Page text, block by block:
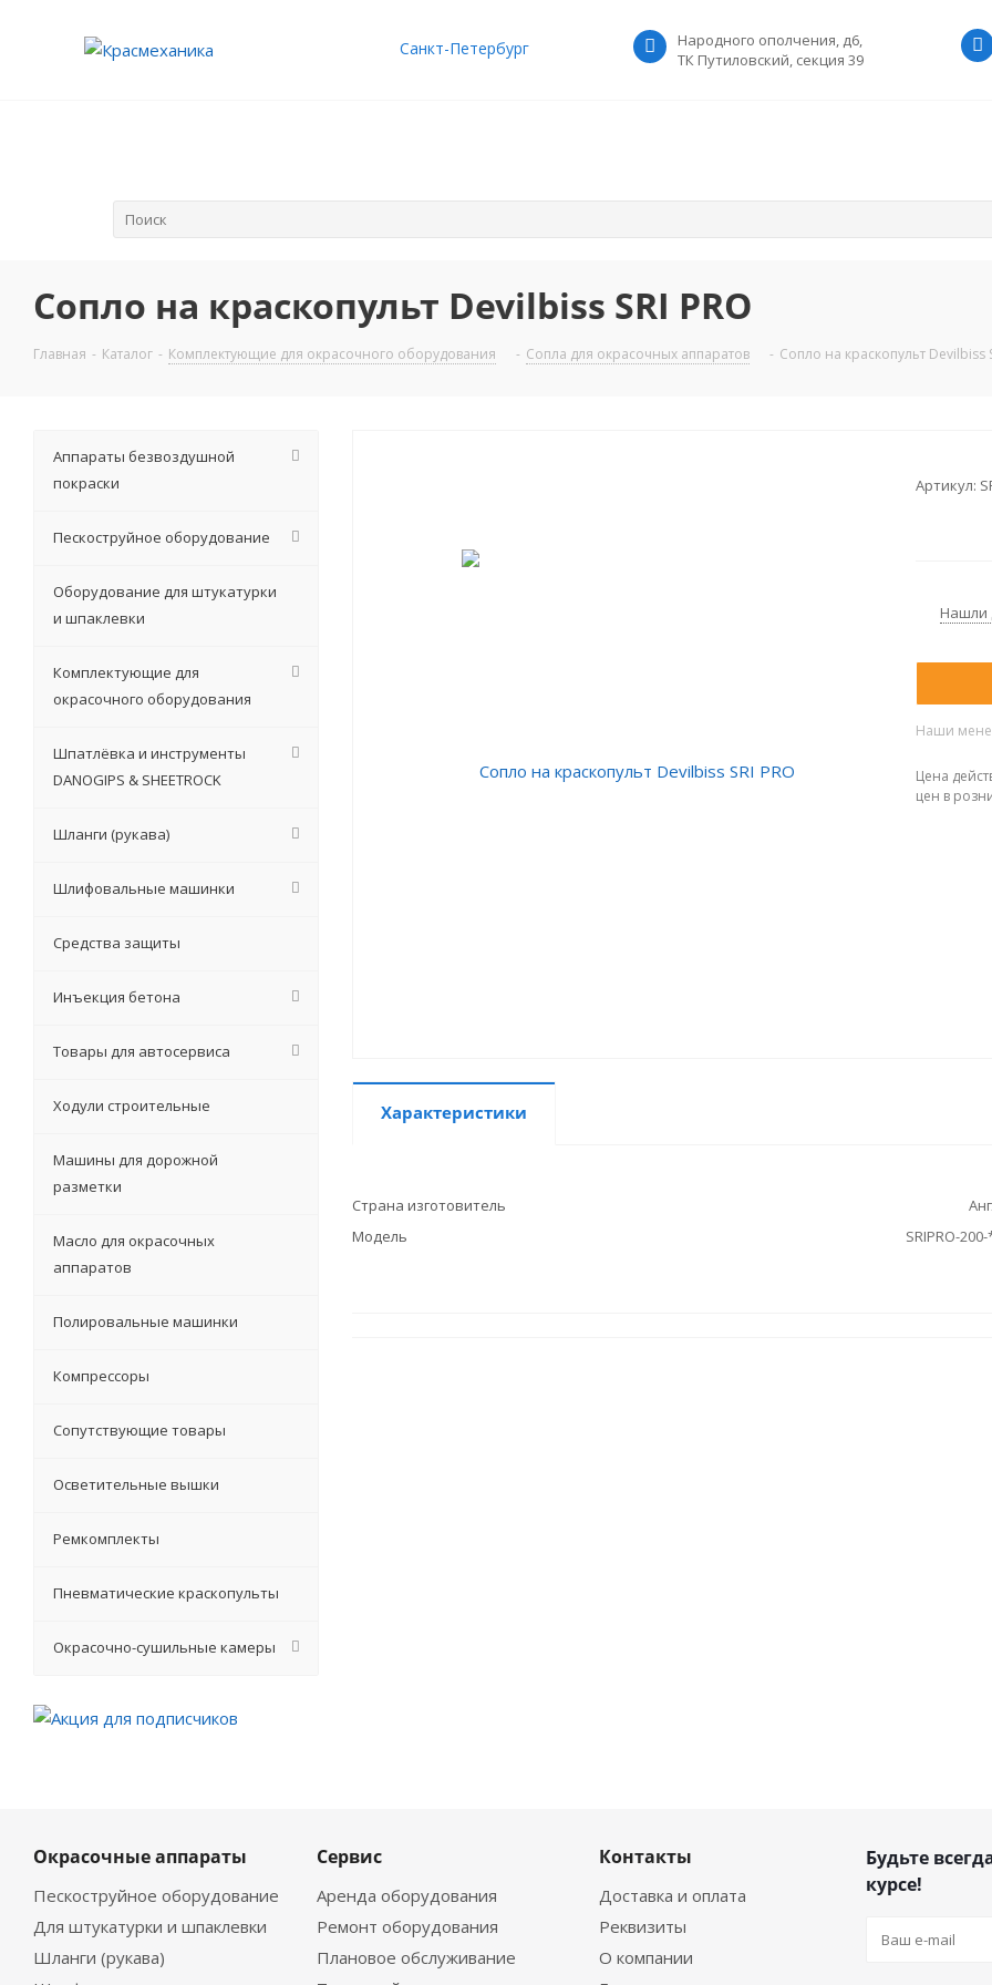
Санкт-Петербург
Народного ополчения, д6,
ТК Путиловский, секция 39
Сопло на краскопульт Devilbiss SRI PRO
Главная - Каталог - Комплектующие для окрасочного оборудования - Сопла для окрасочных аппаратов - Сопло на краскопульт Devilbiss
Артикул:
Нашли
Наши
Цена
цен в
Характеристики
Страна изготовитель
Модель
SRIPRO-
Аппараты безвоздушной
покраски
Пескоструйное оборудование
Оборудование для штукатурки
и шпаклевки
Комплектующие для
окрасочного оборудования
Шпатлёвка и инструменты
DANOGIPS & SHEETROCK
Шланги (рукава)
Шлифовальные машинки
Средства защиты
Инъекция бетона
Товары для автосервиса
Ходули строительные
Машины для дорожной
разметки
Масло для окрасочных
аппаратов
Полировальные машинки
Компрессоры
Сопутствующие товары
Осветительные вышки
Ремкомплекты
Пневматические краскопульты
Окрасочно-сушильные камеры
Окрасочные аппараты
Пескоструйное оборудование
Для штукатурки и шпаклевки
Шланги (рукава)
Сервис
Аренда оборудования
Ремонт оборудования
Плановое обслуживание
Контакты
Доставка и оплата
Реквизиты
О компании
Будьте
курсе!